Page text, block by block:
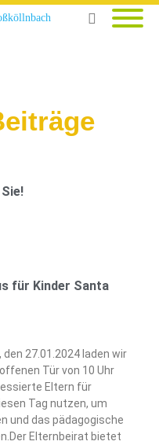
für Kinder Santa
den 27.01.2024 laden wir
Tür von 10 Uhr
Eltern für
Tag nutzen, um
und das pädagogische
Elternbeirat bietet